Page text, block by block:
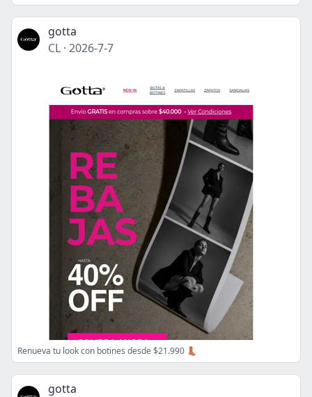
gotta
CL · 2026-7-7
Renueva tu look con botines desde $21.990 👢
gotta